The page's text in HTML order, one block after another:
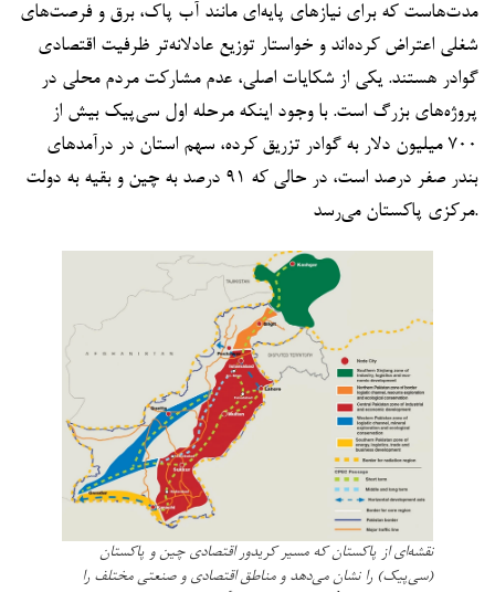
مدت‌هاست که برای نیازهای پایه‌ای مانند آب پاک، برق و فرصت‌های
شغلی اعتراض کرده‌اند و خواستار توزیع عادلانه‌تر ظرفیت اقتصادی
گوادر هستند. یکی از شکایات اصلی، عدم مشارکت مردم محلی در
پروژه‌های بزرگ است. با وجود اینکه مرحله اول سی‌پیک بیش از
۷۰۰ میلیون دلار به گوادر تزریق کرده، سهم استان در درآمدهای
بندر صفر درصد است، در حالی که ۹۱ درصد به چین و بقیه به دولت
مرکزی پاکستان می‌رسد.
نقشه‌ای از پاکستان که مسیر کریدور اقتصادی چین و پاکستان
(سی‌پیک) را نشان می‌دهد و مناطق اقتصادی و صنعتی مختلف را